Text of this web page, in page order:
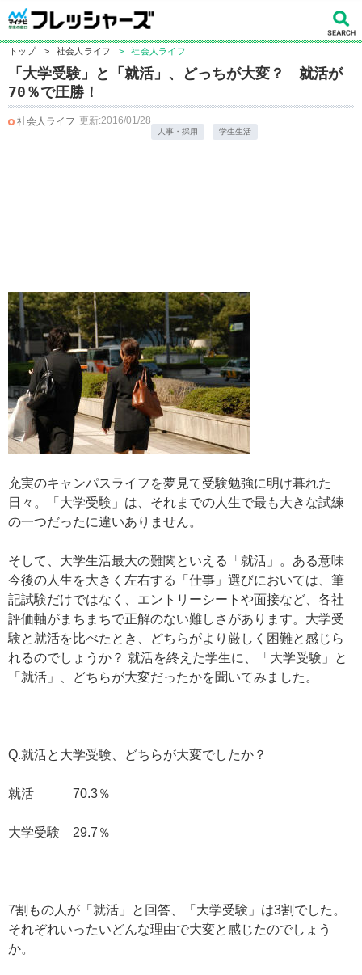
トップ > 社会人ライフ > 社会人ライフ
「大学受験」と「就活」、どっちが大変？ 就活が
70％で圧勝！
社会人ライフ 更新:2016/01/28
人事・採用 学生生活
充実のキャンパスライフを夢見て受験勉強に明け暮れた
日々。「大学受験」は、それまでの人生で最も大きな試練
の一つだったに違いありません。
そして、大学生活最大の難関といえる「就活」。ある意味
今後の人生を大きく左右する「仕事」選びにおいては、筆
記試験だけではなく、エントリーシートや面接など、各社
評価軸がまちまちで正解のない難しさがあります。大学受
験と就活を比べたとき、どちらがより厳しく困難と感じら
れるのでしょうか？ 就活を終えた学生に、「大学受験」と
「就活」、どちらが大変だったかを聞いてみました。
Q.就活と大学受験、どちらが大変でしたか？
就活 70.3％
大学受験 29.7％
7割もの人が「就活」と回答、「大学受験」は3割でした。
それぞれいったいどんな理由で大変と感じたのでしょう
か。